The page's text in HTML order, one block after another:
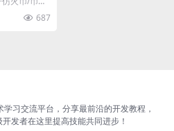
源码 截
687
习交流平台，分享最前沿的开发教程，
发者在这里提高技能共同进步！